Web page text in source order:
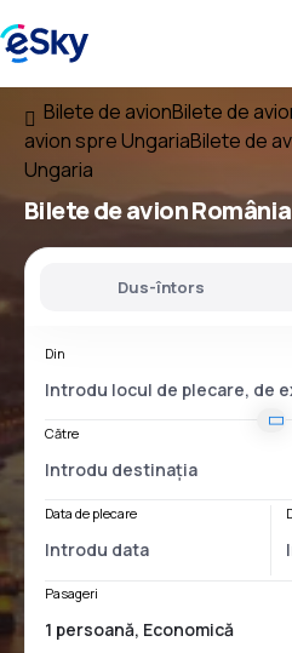
Bilete de avionBilete de
avion spre UngariaBilete de
Ungaria
Bilete de avion
Dus-întors
Din
Către
Data de plecare
Pasageri